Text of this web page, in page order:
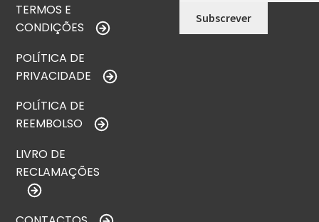
TERMOS E
CONDIÇÕES
POLÍTICA DE
PRIVACIDADE
POLÍTICA DE
REEMBOLSO
LIVRO DE
RECLAMAÇÕES